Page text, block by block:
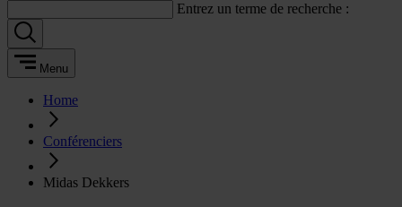
Entrez un terme de recherche :
Menu
Home
Conférenciers
Midas Dekkers